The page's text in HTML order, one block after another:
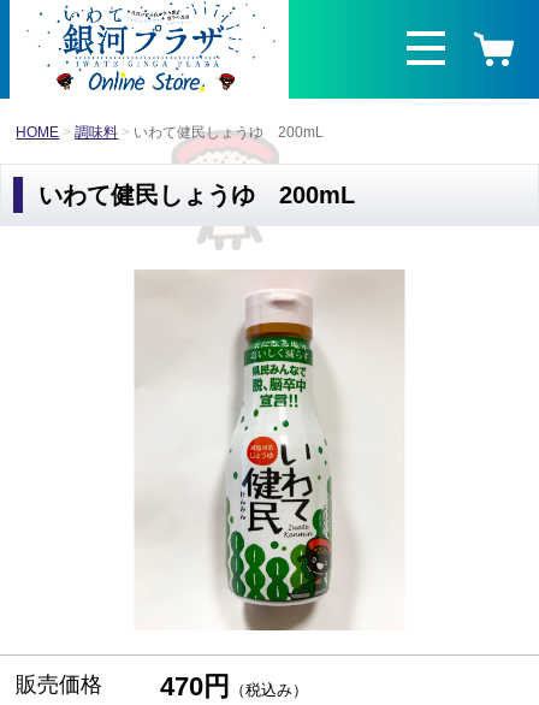
HOME 調味料 いわて健民しょうゆ 200mL
いわて健民しょうゆ 200mL
販売価格 470円 （税込み）